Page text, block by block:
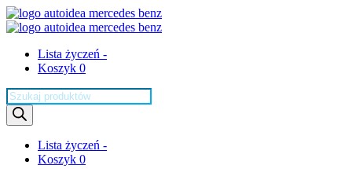
Lista życzeń -
Koszyk 0
Wyszukiwarka
produktów
Lista życzeń -
Koszyk 0